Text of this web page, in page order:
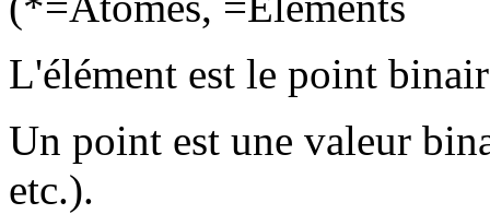
L'élément est le point
Un point est une valeur
etc.).